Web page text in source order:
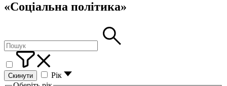
«Соціальна політика»
Скинути
Рік